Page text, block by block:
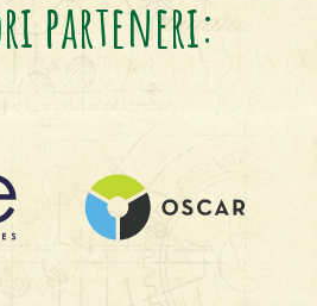
parteneri: